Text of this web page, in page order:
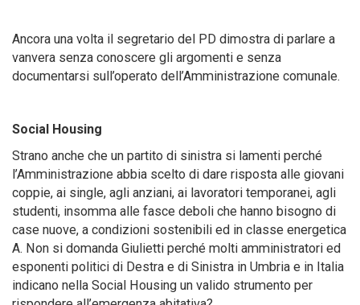
Ancora una volta il segretario del PD dimostra di parlare a
vanvera senza conoscere gli argomenti e senza
documentarsi sull’operato dell’Amministrazione comunale.
Social Housing
Strano anche che un partito di sinistra si lamenti perché
l’Amministrazione abbia scelto di dare risposta alle giovani
coppie, ai single, agli anziani, ai lavoratori temporanei, agli
studenti, insomma alle fasce deboli che hanno bisogno di
case nuove, a condizioni sostenibili ed in classe energetica
A. Non si domanda Giulietti perché molti amministratori ed
esponenti politici di Destra e di Sinistra in Umbria e in Italia
indicano nella Social Housing un valido strumento per